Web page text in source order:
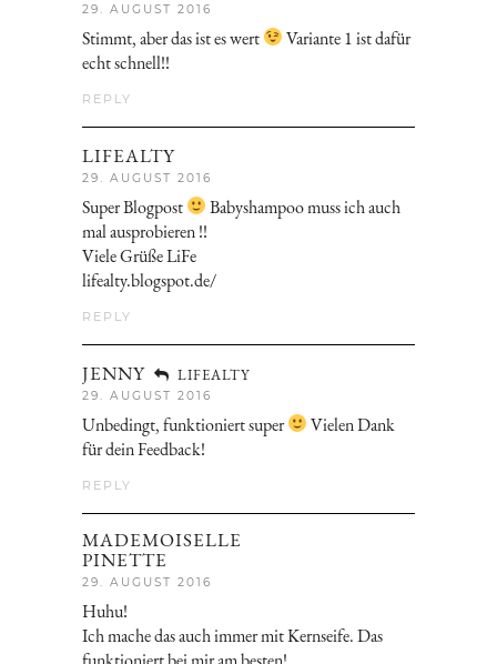
29. AUGUST 2016
Stimmt, aber das ist es wert
Variante 1 ist dafür
echt schnell!!
REPLY
LIFEALTY
29. AUGUST 2016
Super Blogpost
Babyshampoo muss ich auch
mal ausprobieren !!
Viele Grüße LiFe
lifealty.blogspot.de/
REPLY
JENNY LIFEALTY
29. AUGUST 2016
Unbedingt, funktioniert super
Vielen Dank
für dein Feedback!
REPLY
MADEMOISELLE
PINETTE
29. AUGUST 2016
Huhu!
Ich mache das auch immer mit Kernseife. Das